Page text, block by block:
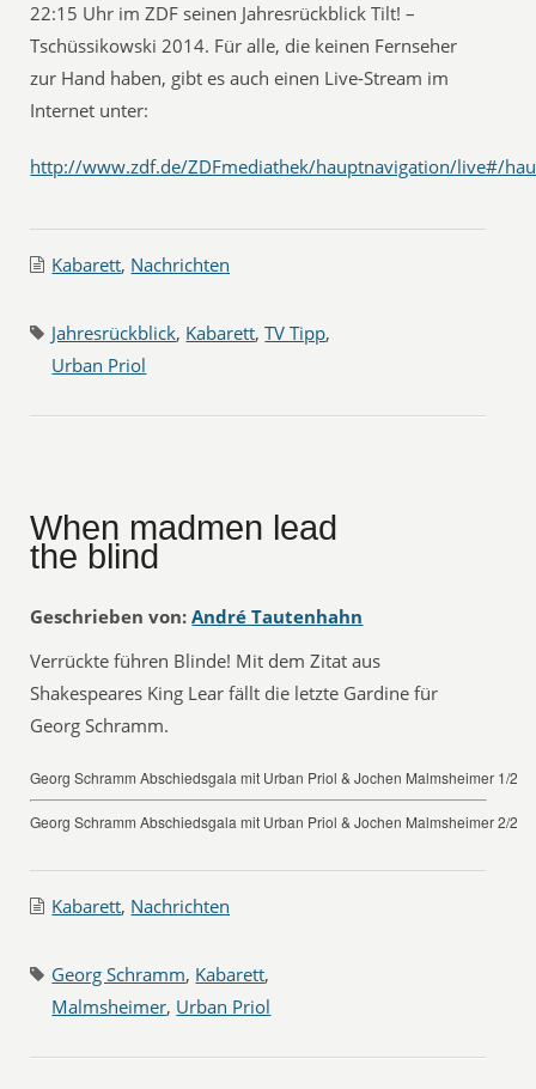
22:15 Uhr im ZDF seinen Jahresrückblick Tilt! –
Tschüssikowski 2014. Für alle, die keinen Fernseher
zur Hand haben, gibt es auch einen Live-Stream im
Internet unter:
http://www.zdf.de/ZDFmediathek/hauptnavigation/live#/
Kabarett, Nachrichten
Jahresrückblick, Kabarett,TV Tipp,
Urban Priol
When madmen lead
the blind
Geschrieben von: André Tautenhahn
Verrückte führen Blinde! Mit dem Zitat aus
Shakespeares King Lear fällt die letzte Gardine für
Georg Schramm.
Georg Schramm Abschiedsgala mit Urban Priol & Jochen Malmsheimer 1/2
Georg Schramm Abschiedsgala mit Urban Priol & Jochen Malmsheimer 2/2
Kabarett, Nachrichten
Georg Schramm, Kabarett,
Malmsheimer, Urban Priol